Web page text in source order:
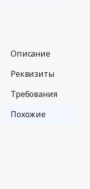
Описание
Реквизиты
Требования
Похожие